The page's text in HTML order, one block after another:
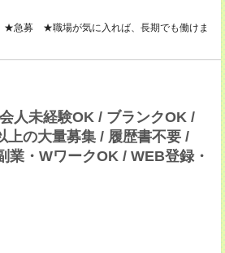
★急募 ★職場が気に入れば、長期でも働けま
人未経験OK / ブランクOK /
上の大量募集 / 履歴書不要 /
業・WワークOK / WEB登録・